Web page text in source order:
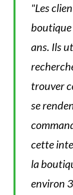
"Les
boutique
ans. Ils
trouver
se
cette
la
environ